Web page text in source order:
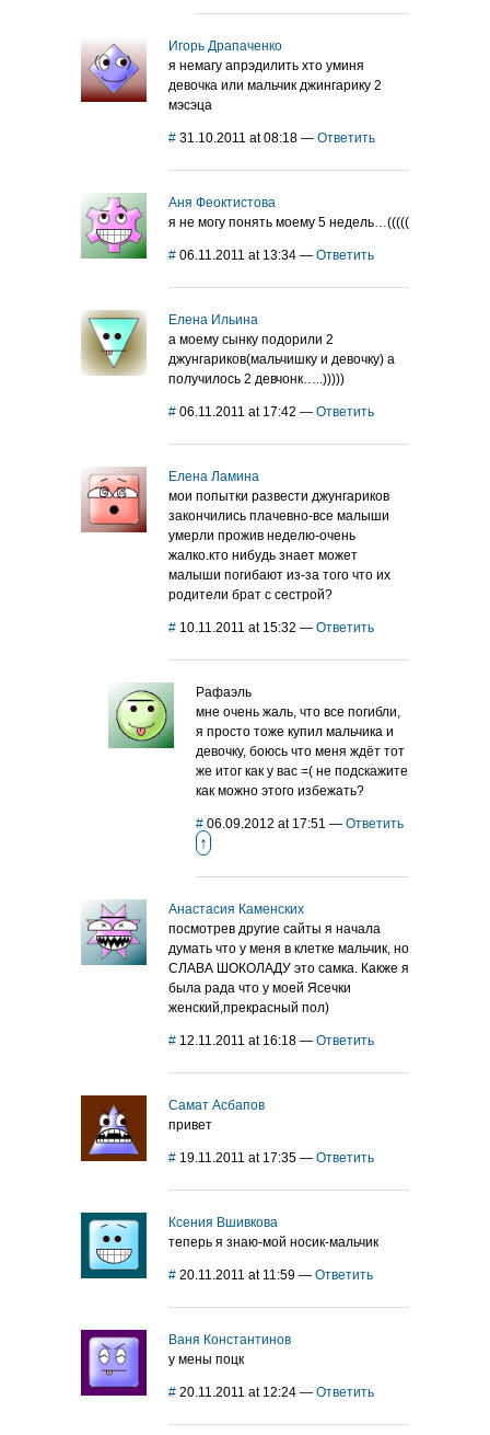
Игорь Драпаченко
я немагу апрэдилить хто уминя
девочка или мальчик джингарику 2
мэсэца
# 31.10.2011 at 08:18 — Ответить
Аня Феоктистова
я не могу понять моему 5 недель…(((((
# 06.11.2011 at 13:34 — Ответить
Елена Ильина
а моему сынку подорили 2
джунгариков(мальчишку и девочку) а
получилось 2 девчонк…..)))))
# 06.11.2011 at 17:42 — Ответить
Елена Ламина
мои попытки развести джунгариков
закончились плачевно-все малыши
умерли прожив неделю-очень
жалко.кто нибудь знает может
малыши погибают из-за того что их
родители брат с сестрой?
# 10.11.2011 at 15:32 — Ответить
Рафаэль
мне очень жаль, что все погибли,
я просто тоже купил мальчика и
девочку, боюсь что меня ждёт тот
же итог как у вас =( не подскажите
как можно этого избежать?
# 06.09.2012 at 17:51 — Ответить
↑
Анастасия Каменских
посмотрев другие сайты я начала
думать что у меня в клетке мальчик, но
СЛАВА ШОКОЛАДУ это самка. Какже я
была рада что у моей Ясечки
женский,прекрасный пол)
# 12.11.2011 at 16:18 — Ответить
Самат Асбапов
привет
# 19.11.2011 at 17:35 — Ответить
Ксения Вшивкова
теперь я знаю-мой носик-мальчик
# 20.11.2011 at 11:59 — Ответить
Ваня Константинов
у мены поцк
# 20.11.2011 at 12:24 — Ответить